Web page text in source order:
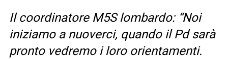
Il coordinatore M5S lombardo: “Noi
iniziamo a nuoverci, quando il Pd sarà
pronto vedremo i loro orientamenti.